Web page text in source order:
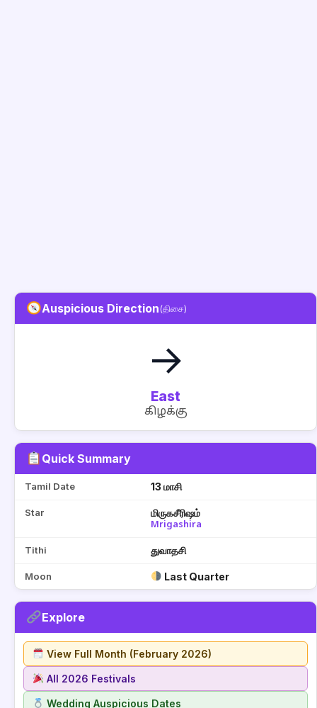
Auspicious Direction(திசை)
→
East
கிழக்கு
Quick Summary
Tamil Date 13 மாசி
Star மிருகசீரிஷம்
Mrigashira
Tithi துவாதசி
Moon Last Quarter
Explore
View Full Month (February 2026)
All 2026 Festivals
Wedding Auspicious Dates